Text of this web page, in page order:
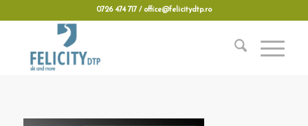
0726 474 717 / office@felicitydtp.ro